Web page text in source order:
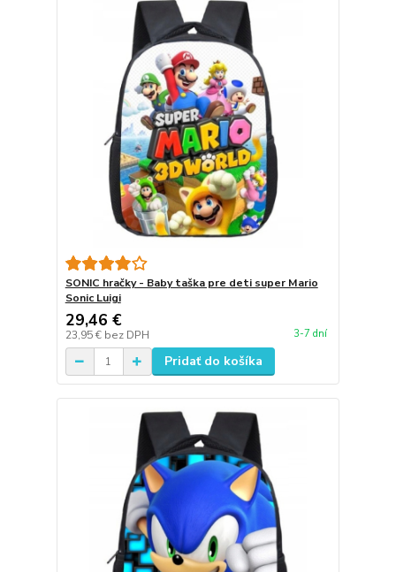
SONIC hračky - Baby taška pre deti super Mario
Sonic Luigi
29,46 €
23,95 € bez DPH 3-7 dní
Pridať do košíka